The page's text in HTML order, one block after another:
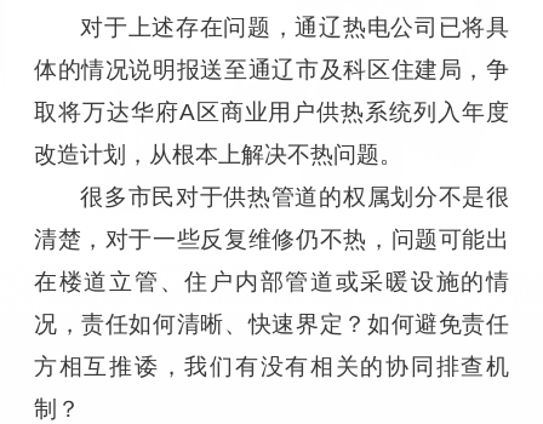
对于上述存在问题，通辽热电公司已将具
体的情况说明报送至通辽市及科区住建局，争
取将万达华府A区商业用户供热系统列入年度
改造计划，从根本上解决不热问题。
很多市民对于供热管道的权属划分不是很
清楚，对于一些反复维修仍不热，问题可能出
在楼道立管、住户内部管道或采暖设施的情
况，责任如何清晰、快速界定？如何避免责任
方相互推诿，我们有没有相关的协同排查机
制？